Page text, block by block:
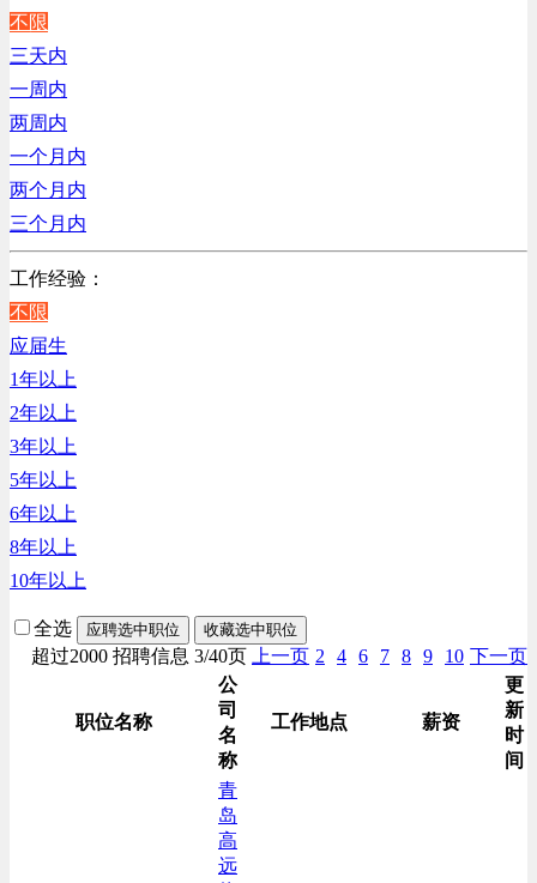
高级管理类
综合技术类
不限
三天内
一周内
两周内
一个月内
两个月内
三个月内
工作经验：
不限
应届生
1年以上
2年以上
3年以上
5年以上
6年以上
8年以上
10年以上
全选 应聘选中职位 收藏选中职位
超过2000 招聘信息 3/40页 上一页 2 4 6 7 8 9 10 下一页
职位名称
公
司
名
称
工作地点 薪资
更
新
时
间
青
岛
高
远